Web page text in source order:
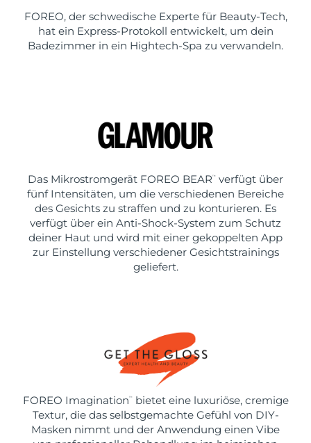
FOREO, der schwedische Experte für Beauty-Tech,
hat ein Express-Protokoll entwickelt, um dein
Badezimmer in ein Hightech-Spa zu verwandeln.
Das Mikrostromgerät FOREO BEAR ™
verfügt über
fünf Intensitäten, um die verschiedenen Bereiche
des Gesichts zu straffen und zu konturieren. Es
verfügt über ein Anti-Shock-System zum Schutz
deiner Haut und wird mit einer gekoppelten App
zur Einstellung verschiedener Gesichtstrainings
geliefert.
FOREO Imagination ™
bietet eine luxuriöse, cremige
Textur, die das selbstgemachte Gefühl von DIY-
Masken nimmt und der Anwendung einen Vibe